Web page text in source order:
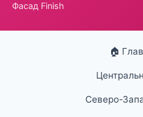
Фасад Finish
🏠
Северо-